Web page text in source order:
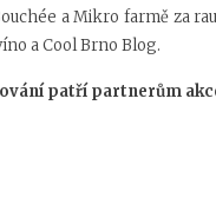
a Mikro farmě za
a Cool Brno Blog.
patří partnerům